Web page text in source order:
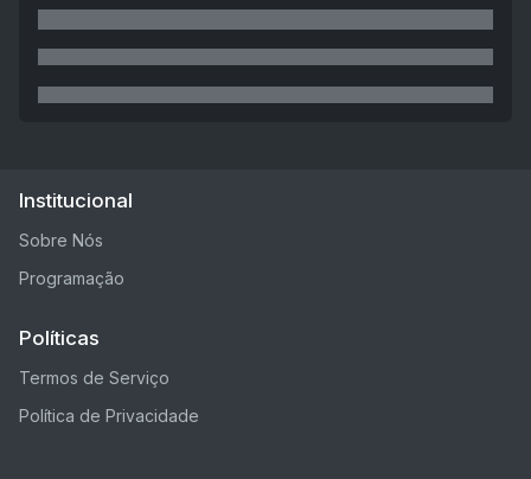
Institucional
Sobre Nós
Programação
Políticas
Termos de Serviço
Política de Privacidade